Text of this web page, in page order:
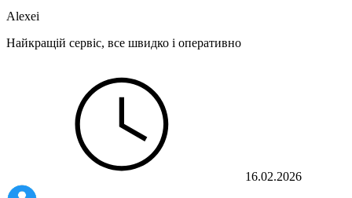
Alexei
Найкращій сервіс, все швидко і оперативно
16.02.2026